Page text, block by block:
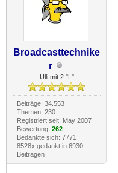
Broadcasttechnike
r
Ulli mit 2 "L"
Beiträge: 34.553
Themen: 230
Registriert seit: May 2007
Bewertung: 262
Bedankte sich: 7771
8528x gedankt in 6930
Beiträgen